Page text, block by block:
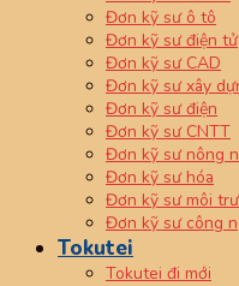
Đơn kỹ sư ô tô
Đơn kỹ sư điện tử
Đơn kỹ sư CAD
Đơn kỹ sư xây
Đơn kỹ sư điện
Đơn kỹ sư CNTT
Đơn kỹ sư nông
Đơn kỹ sư hóa
Đơn kỹ sư môi
Đơn kỹ sư công
Tokutei
Tokutei đi mới